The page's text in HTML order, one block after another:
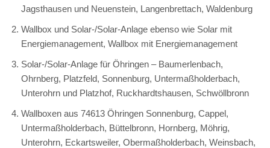
Jagsthausen und Neuenstein, Langenbrettach, Waldenburg
Wallbox und Solar-/Solar-Anlage ebenso wie Solar mit
Energiemanagement, Wallbox mit Energiemanagement
Solar-/Solar-Anlage für Öhringen – Baumerlenbach,
Ohrnberg, Platzfeld, Sonnenburg, Untermaßholderbach,
Unterohrn und Platzhof, Ruckhardtshausen, Schwöllbronn
Wallboxen aus 74613 Öhringen Sonnenburg, Cappel,
Untermaßholderbach, Büttelbronn, Hornberg, Möhrig,
Unterohrn, Eckartsweiler, Obermaßholderbach, Weinsbach,